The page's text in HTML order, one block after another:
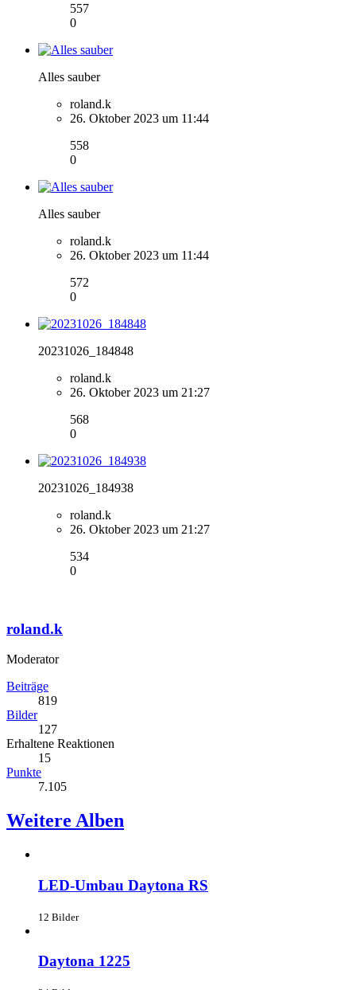
557
0
Alles sauber
roland.k
26. Oktober 2023 um 11:44
558
0
Alles sauber
roland.k
26. Oktober 2023 um 11:44
572
0
20231026_184848
roland.k
26. Oktober 2023 um 21:27
568
0
20231026_184938
roland.k
26. Oktober 2023 um 21:27
534
0
roland.k
Moderator
Beiträge
819
Bilder
127
Erhaltene Reaktionen
15
Punkte
7.105
Weitere Alben
LED-Umbau Daytona RS
12 Bilder
Daytona 1225